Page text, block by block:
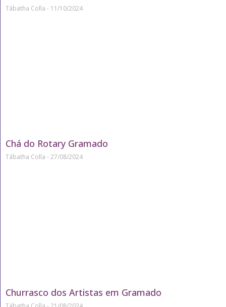
Tábatha Colla 11/10/2024
Chá do Rotary Gramado
Tábatha Colla 27/08/2024
Churrasco dos Artistas em Gramado